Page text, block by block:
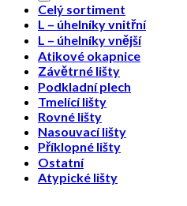
Celý sortiment
L – úhelníky vnitřní
L – úhelníky vnější
Atikové okapnice
Závětrné lišty
Podkladní plech
Tmelící lišty
Rovné lišty
Nasouvací lišty
Příklopné lišty
Ostatní
Atypické lišty